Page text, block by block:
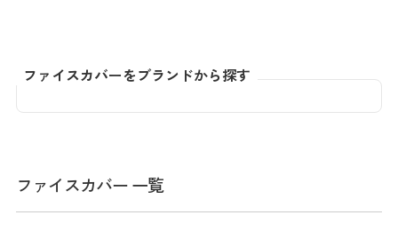
ファイスカバーをブランドから探す
ファイスカバー 一覧